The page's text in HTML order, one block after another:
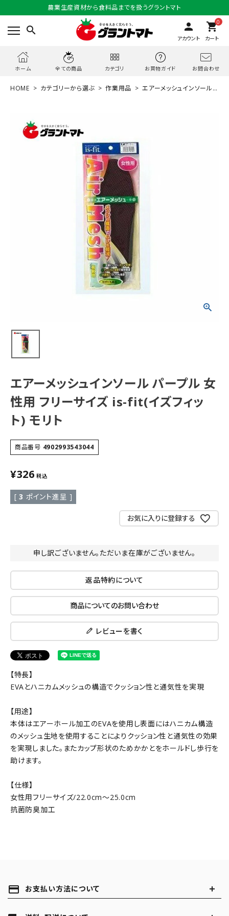
農業生産資材から食料品までを扱うグラントマト
search person
アカウント
0
shopping_cart
カート
ホーム 全ての商品 カテゴリ お買物ガイド お問合わせ
HOME カテゴリーから選ぶ 作業用品
エアーメッシュインソール
エアーメッシュインソール パープル 女
性用 フリーサイズ is-fit(イズフィッ
ト) モリト
商品番号 4902993543044
¥326 税込
[ 3 ポイント進呈 ]
お気に入りに登録する
申し訳ございません。ただいま在庫がございません。
返品特約について
商品についてのお問い合わせ
レビューを書く
【特長】
EVAとハニカムメッシュの構造でクッション性と通気性を実現
【用途】
本体はエアーホール加工のEVAを使用し表面にはハニカム構造
のメッシュ生地を使用することによりクッション性と通気性の効果
を実現しました。またカップ形状のためかかとをホールドし歩行を
助けます。
【仕様】
女性用フリーサイズ/22.0cm～25.0cm
抗菌防臭加工
payment お支払い方法について